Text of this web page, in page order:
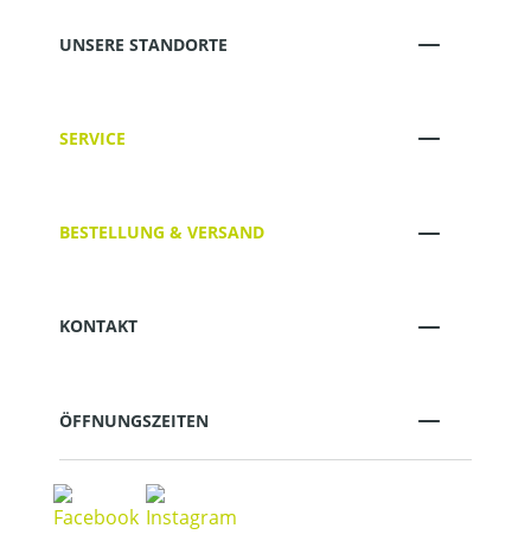
UNSERE STANDORTE
SERVICE
BESTELLUNG & VERSAND
KONTAKT
ÖFFNUNGSZEITEN